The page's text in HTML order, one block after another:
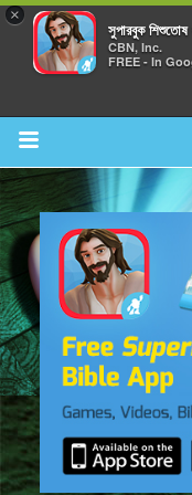
×
সুপারবুক শিশুতোষ
CBN, Inc.
FREE - In
করুন